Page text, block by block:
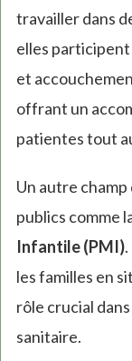
travailler dans
elles
et
offrant un
patientes tout
Un autre
publics comme
Infantile (PMI).
les familles en
rôle crucial
sanitaire.